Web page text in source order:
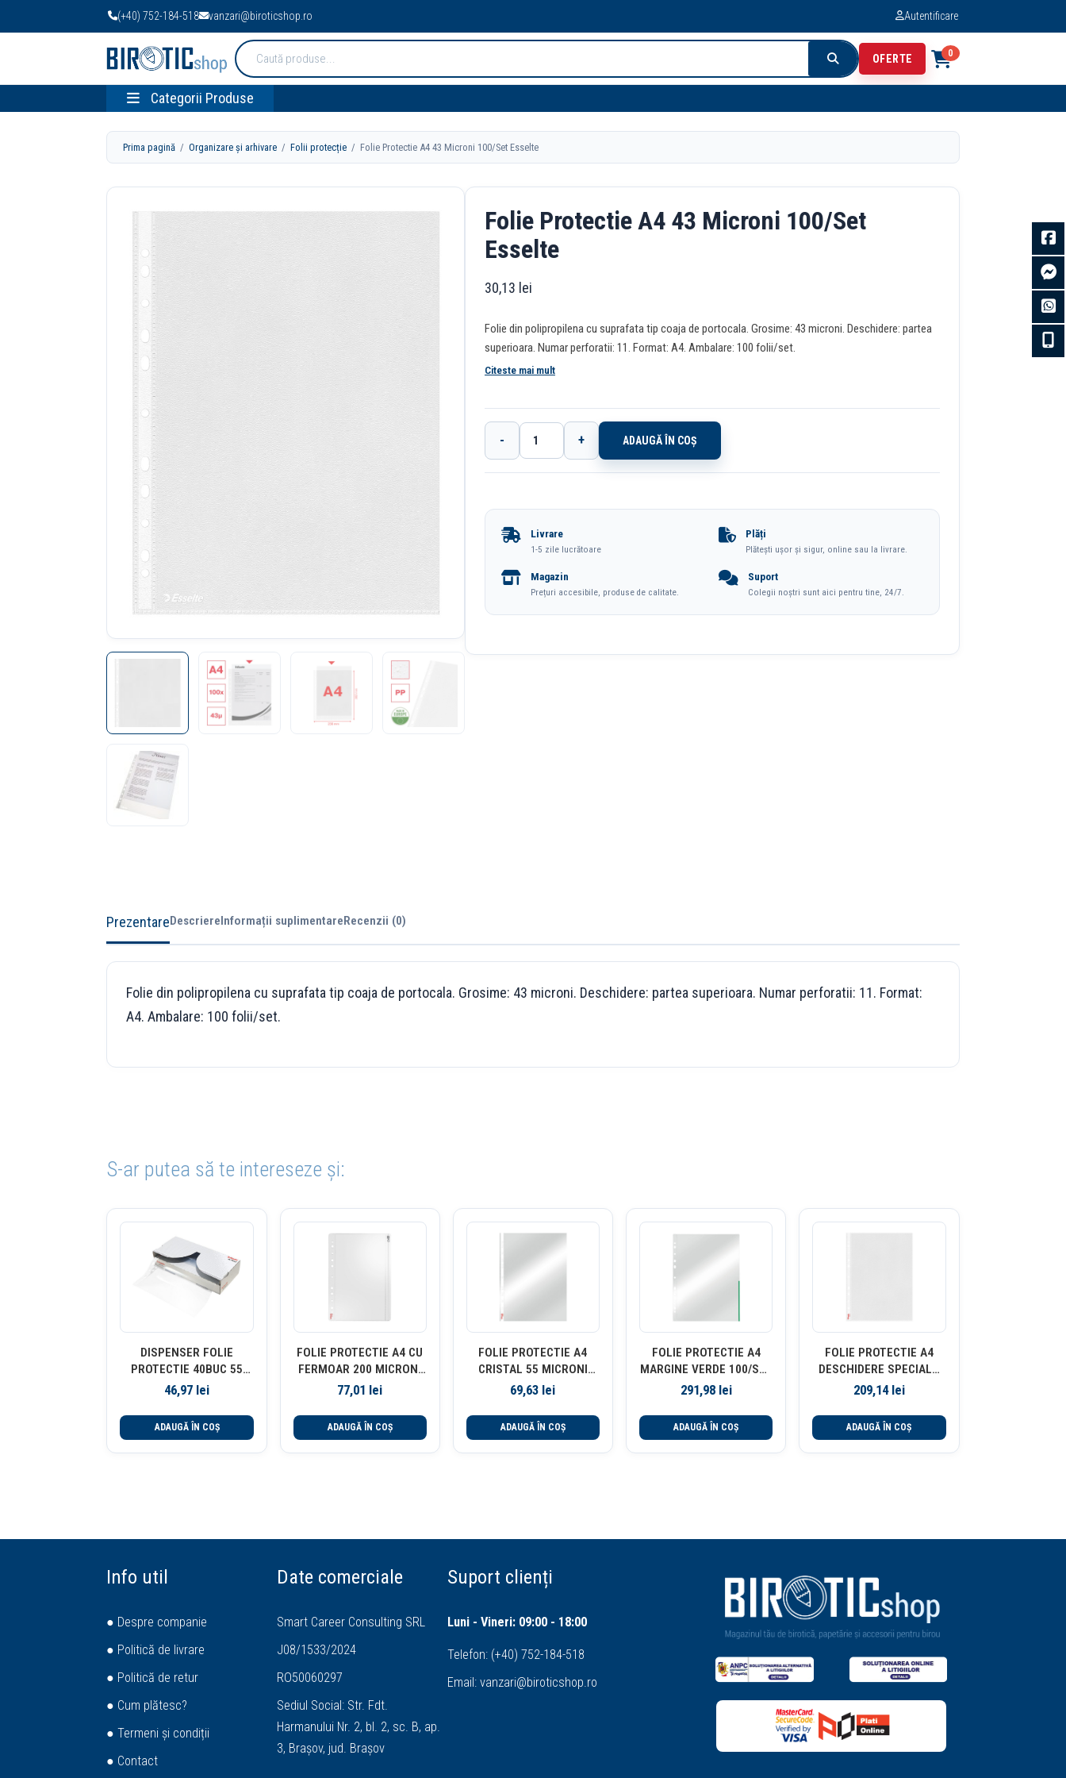
(+40) 752-184-518 vanzari@biroticshop.ro Autentificare
Cauta
produse:
OFERTE 0
Categorii Produse
Prima pagină /Organizare și arhivare /Folii protecție / Folie Protectie A4 43 Microni 100/Set Esselte
Folie Protectie A4 43 Microni 100/Set
Esselte
30,13 lei
Folie din polipropilena cu suprafata tip coaja de portocala. Grosime: 43 microni. Deschidere: partea
superioara. Numar perforatii: 11. Format: A4. Ambalare: 100 folii/set.
Citeste mai mult
Cantitate
Folie
Microni
Esselte
- + ADAUGĂ ÎN COȘ
Livrare
1-5 zile lucrătoare
Plăți
Plătești ușor și sigur, online sau la livrare.
Magazin
Prețuri accesibile, produse de calitate.
Suport
Colegii noștri sunt aici pentru tine, 24/7.
PrezentareDescriereInformații suplimentareRecenzii (0)
Folie din polipropilena cu suprafata tip coaja de portocala. Grosime: 43 microni. Deschidere: partea superioara. Numar perforatii: 11. Format:
A4. Ambalare: 100 folii/set.
S-ar putea să te intereseze și:
DISPENSER FOLIE
PROTECTIE 40BUC 55
MICRONI ESSELTE
46,97 lei
ADAUGĂ ÎN COȘ
FOLIE PROTECTIE A4 CU
FERMOAR 200 MICRONI
5/SET ESSELTE
77,01 lei
ADAUGĂ ÎN COȘ
FOLIE PROTECTIE A4
CRISTAL 55 MICRONI
100/TOP ESSELTE
69,63 lei
ADAUGĂ ÎN COȘ
FOLIE PROTECTIE A4
MARGINE VERDE 100/SET
105 MICRONI ESSELTE
291,98 lei
ADAUGĂ ÎN COȘ
FOLIE PROTECTIE A4
DESCHIDERE SPECIALA
85 MICRONI 100/SET
209,14 lei
ADAUGĂ ÎN COȘ
Info util
● Despre companie
● Politică de livrare
● Politică de retur
● Cum plătesc?
● Termeni și condiții
● Contact
Date comerciale
Smart Career Consulting SRL
J08/1533/2024
RO50060297
Sediul Social: Str. Fdt.
Harmanului Nr. 2, bl. 2, sc. B, ap.
3, Brașov, jud. Brașov
Suport clienți
Luni - Vineri: 09:00 - 18:00
Telefon: (+40) 752-184-518
Email:vanzari@biroticshop.ro